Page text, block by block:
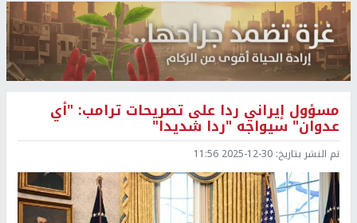
مسؤول إيراني ردا على تصريحات ترامب: "أي
عدوان" سيواجه "ردا شديدا"
تم النشر بتاريخ: 2025-12-30 11:56